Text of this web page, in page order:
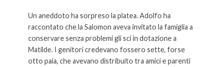
Un aneddoto ha sorpreso la platea. Adolfo ha
raccontato che la Salomon aveva invitato la famiglia a
conservare senza problemi gli sci in dotazione a
Matilde. I genitori credevano fossero sette, forse
otto paia, che avevano distribuito tra amici e parenti